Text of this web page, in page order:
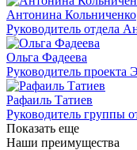
Антонина Кольниченко
Руководитель отдела
Ольга Фадеева
Руководитель проекта
Рафаиль Татиев
Руководитель группы
Показать еще
Наши преимущества